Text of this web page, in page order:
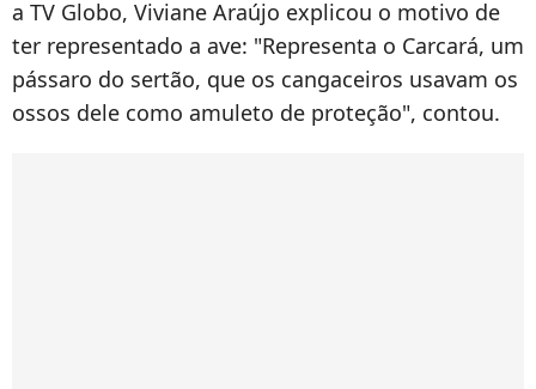
a TV Globo, Viviane Araújo explicou o motivo de
ter representado a ave: "Representa o Carcará, um
pássaro do sertão, que os cangaceiros usavam os
ossos dele como amuleto de proteção", contou.